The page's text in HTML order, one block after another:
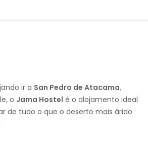
ir a San Pedro de Atacama,
o Jama Hostel é o alojamento ideal
de tudo o que o deserto mais árido